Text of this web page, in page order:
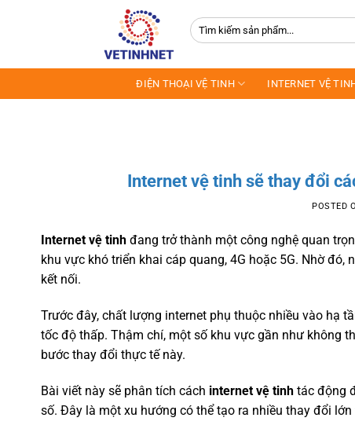
Tìm
kiếm:
ĐIỆN THOẠI VỆ TINH INTERNET VỆ
Internet vệ tinh sẽ thay đổi
POSTED
Internet vệ tinh đang trở thành một công nghệ quan
khu vực khó triển khai cáp quang, 4G hoặc 5G. Nhờ
kết nối.
Trước đây, chất lượng internet phụ thuộc nhiều vào hạ
tốc độ thấp. Thậm chí, một số khu vực gần như không
bước thay đổi thực tế này.
Bài viết này sẽ phân tích cách internet vệ tinh tác động
số. Đây là một xu hướng có thể tạo ra nhiều thay đổi